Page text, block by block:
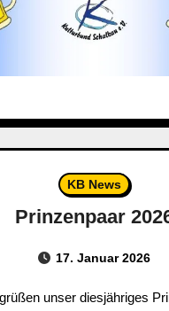
KB News
Prinzenpaar
17. Januar 2026
unser diesjähriges